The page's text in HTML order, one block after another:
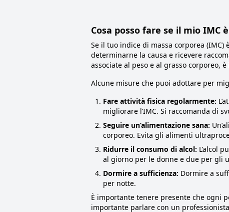
Cosa posso fare se il mio IMC
Se il tuo indice di massa corporea
determinarne la causa e ricevere
associate al peso e al grasso corporeo,
Alcune misure che puoi adottare per
Fare attività fisica regolarmente:
migliorare l’IMC. Si raccomanda di
Seguire un’alimentazione sana:
corporeo. Evita gli alimenti
Ridurre il consumo di alcol: L’alcol
al giorno per le donne e due per gli
Dormire a sufficienza: Dormire a
per notte.
È importante tenere presente che ogni
importante parlare con un